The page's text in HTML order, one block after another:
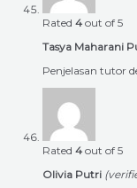
Rated 4 out of 5
Tasya Maharani
Penjelasan tutor
Rated 4 out of 5
Olivia Putri